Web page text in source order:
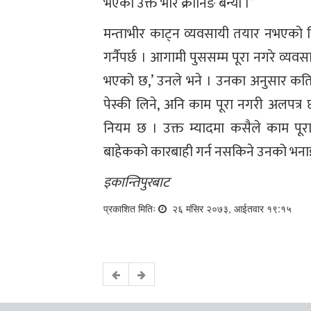
मन्ताभीर काट्न व्यवसायी तयार नभएको
गर्नैपर्छ । आगामी पुससम्म पूरा नगरे
भएको छ,’ उनले भने । उनका अनुसार
पेस्की लिने, अनि काम पूरा नगरी
नियम छ । उक्त म्यादमा कसैले काम
बाहेकको कारबाही गर्न नसकिने उनको
इकान्तिपुरबाट
प्रकाशित मितिः २६ मंसिर २०७३, आईतवार १९:१५